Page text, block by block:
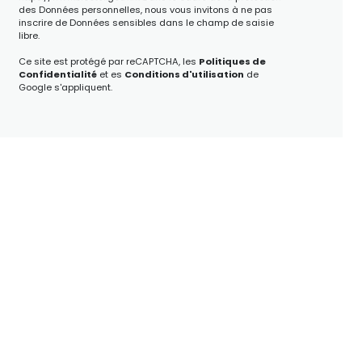
des Données personnelles, nous vous invitons à ne pas
inscrire de Données sensibles dans le champ de saisie
libre.
Ce site est protégé par reCAPTCHA, les Politiques de
Confidentialitéet es Conditions d'utilisation de
Google s'appliquent.